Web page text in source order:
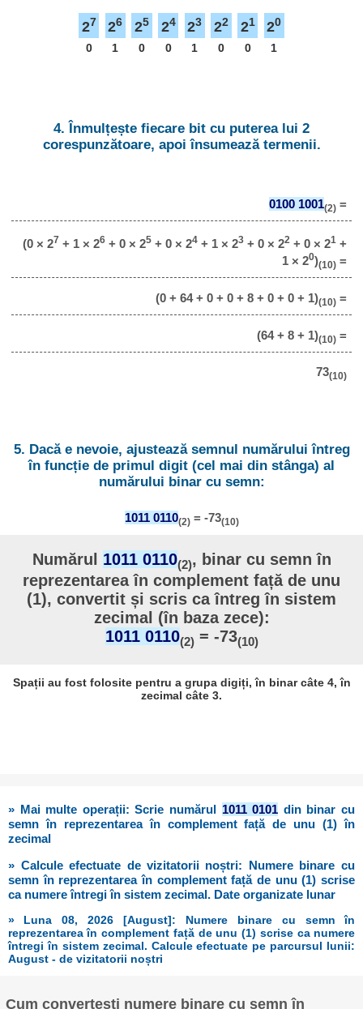
27
0
26
1
25
0
24
0
23
1
22
0
21
0
20
1
4. Înmulțește fiecare bit cu puterea lui 2
corespunzătoare, apoi însumează termenii.
0100 1001(2)=
(0 × 27 + 1 × 26+ 0 × 25+ 0 × 24+ 1 × 23+ 0 × 22+ 0 × 21+
1 × 20)(10)=
(0 + 64 + 0 + 0 + 8 + 0 + 0 + 1)(10)=
(64 + 8 + 1)(10)=
73(10)
5. Dacă e nevoie, ajustează semnul numărului întreg
în funcție de primul digit (cel mai din stânga) al
numărului binar cu semn:
1011 0110(2)= -73(10)
Numărul 1011 0110(2), binar cu semn în
reprezentarea în complement față de unu
(1), convertit și scris ca întreg în sistem
zecimal (în baza zece):
1011 0110(2) = -73(10)
Spații au fost folosite pentru a grupa digiți, în binar câte 4, în
zecimal câte 3.
» Mai multe operații: Scrie numărul 1011 0101 din binar cu
semn în reprezentarea în complement față de unu (1) în
zecimal
» Calcule efectuate de vizitatorii noștri: Numere binare cu
semn în reprezentarea în complement față de unu (1) scrise
ca numere întregi în sistem zecimal. Date organizate lunar
» Luna 08, 2026 [August]: Numere binare cu semn în
reprezentarea în complement față de unu (1) scrise ca numere
întregi în sistem zecimal. Calcule efectuate pe parcursul lunii:
August - de vizitatorii noștri
Cum convertești numere binare cu semn în